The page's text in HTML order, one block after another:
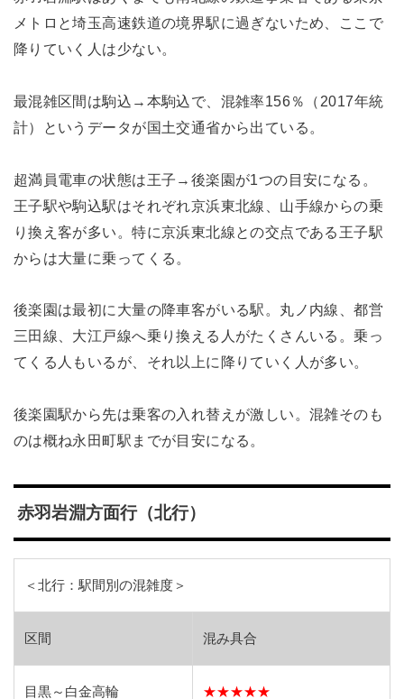
メトロと埼玉高速鉄道の境界駅に過ぎないため、ここで
降りていく人は少ない。
最混雑区間は駒込→本駒込で、混雑率156％（2017年統
計）というデータが国土交通省から出ている。
超満員電車の状態は王子→後楽園が1つの目安になる。
王子駅や駒込駅はそれぞれ京浜東北線、山手線からの乗
り換え客が多い。特に京浜東北線との交点である王子駅
からは大量に乗ってくる。
後楽園は最初に大量の降車客がいる駅。丸ノ内線、都営
三田線、大江戸線へ乗り換える人がたくさんいる。乗っ
てくる人もいるが、それ以上に降りていく人が多い。
後楽園駅から先は乗客の入れ替えが激しい。混雑そのも
のは概ね永田町駅までが目安になる。
赤羽岩淵方面行（北行）
＜北行：駅間別の混雑度＞
区間 混み具合
目黒～白金高輪 ★★★★★